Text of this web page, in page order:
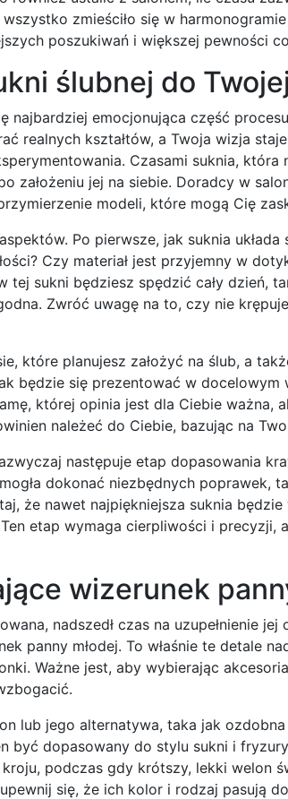
zmieściło się w
poszukiwań i większej pewności
ślubnej do
emocjonująca część
realnych kształtów, a Twoja wizja
Czasami suknia, która
założeniu jej na siebie. Doradcy w
modeli, które mogą Cię
Po pierwsze, jak suknia układa
Czy materiał jest przyjemny w
sukni będziesz spędzić cały dzień,
Zwróć uwagę na to, czy nie
które planujesz założyć na ślub, a
będzie się prezentować w docelowym
której opinia jest dla Ciebie ważna,
należeć do Ciebie, bazując na
następuje etap dopasowania
dokonać niezbędnych poprawek,
że nawet najpiękniejsza suknia
etap wymaga cierpliwości i precyzji,
wizerunek
nadszedł czas na uzupełnienie
panny młodej. To właśnie te detale
Ważne jest, aby wybierając
lub jego alternatywa, taka jak
być dopasowany do stylu sukni i
podczas gdy krótszy, lekki welon
się, że ich kolor i rodzaj pasują